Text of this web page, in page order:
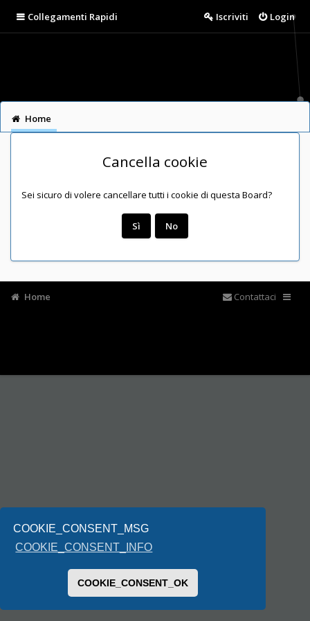
COOKIE_CONSENT_MSG
COOKIE_CONSENT_INFO
COOKIE_CONSENT_OK
Collegamenti Rapidi Login
Iscriviti
Home
Cancella cookie
Sei sicuro di volere cancellare tutti i cookie di questa Board?
Home Contattaci